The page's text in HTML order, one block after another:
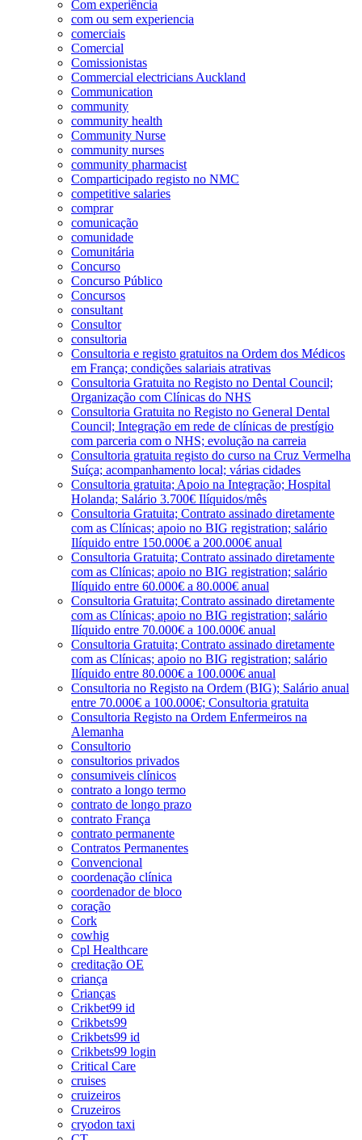
Com experiência
com ou sem experiencia
comerciais
Comercial
Comissionistas
Commercial electricians Auckland
Communication
community
community health
Community Nurse
community nurses
community pharmacist
Comparticipado registo no NMC
competitive salaries
comprar
comunicação
comunidade
Comunitária
Concurso
Concurso Público
Concursos
consultant
Consultor
consultoria
Consultoria e registo gratuitos na Ordem dos Médicos
em França; condições salariais atrativas
Consultoria Gratuita no Registo no Dental Council;
Organização com Clínicas do NHS
Consultoria Gratuita no Registo no General Dental
Council; Integração em rede de clínicas de prestígio
com parceria com o NHS; evolução na carreia
Consultoria gratuita registo do curso na Cruz Vermelha
Suíça; acompanhamento local; várias cidades
Consultoria gratuita; Apoio na Integração; Hospital
Holanda; Salário 3.700€ Ilíquidos/mês
Consultoria Gratuita; Contrato assinado diretamente
com as Clínicas; apoio no BIG registration; salário
Ilíquido entre 150.000€ a 200.000€ anual
Consultoria Gratuita; Contrato assinado diretamente
com as Clínicas; apoio no BIG registration; salário
Ilíquido entre 60.000€ a 80.000€ anual
Consultoria Gratuita; Contrato assinado diretamente
com as Clínicas; apoio no BIG registration; salário
Ilíquido entre 70.000€ a 100.000€ anual
Consultoria Gratuita; Contrato assinado diretamente
com as Clínicas; apoio no BIG registration; salário
Ilíquido entre 80.000€ a 100.000€ anual
Consultoria no Registo na Ordem (BIG); Salário anual
entre 70.000€ a 100.000€; Consultoria gratuita
Consultoria Registo na Ordem Enfermeiros na
Alemanha
Consultorio
consultorios privados
consumiveis clínicos
contrato a longo termo
contrato de longo prazo
contrato França
contrato permanente
Contratos Permanentes
Convencional
coordenação clínica
coordenador de bloco
coração
Cork
cowhig
Cpl Healthcare
creditação OE
criança
Crianças
Crikbet99 id
Crikbets99
Crikbets99 id
Crikbets99 login
Critical Care
cruises
cruizeiros
Cruzeiros
cryodon taxi